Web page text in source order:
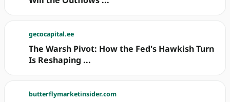
gecocapital.ee
The Warsh Pivot: How the Fed's Hawkish Turn
Is Reshaping ...
butterflymarketinsider.com